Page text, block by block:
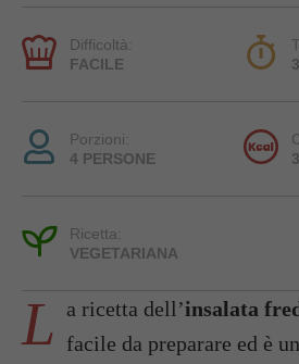
Difficoltà:
FACILE
Porzioni:
4 PERSONE
Ricetta:
VEGETARIANA
L a ricetta dell’insalata
facile da preparare ed è